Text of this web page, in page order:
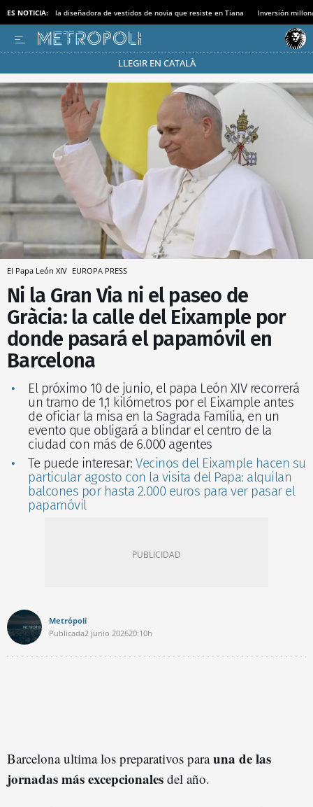
ES NOTICIA: la diseñadora de vestidos de novia que resiste en Tiana Inversión
LLEGIR EN CATALÀ
Pásate al MODO AHORRO
El Papa León XIV EUROPA PRESS
Ni la Gran Via ni el paseo de
Gràcia: la calle del Eixample por
donde pasará el papamóvil en
Barcelona
El próximo 10 de junio, el papa León XIV recorrerá
un tramo de 1,1 kilómetros por el Eixample antes
de oficiar la misa en la Sagrada Família, en un
evento que obligará a blindar el centro de la
ciudad con más de 6.000 agentes
Te puede interesar: Vecinos del Eixample hacen su
particular agosto con la visita del Papa: alquilan
balcones por hasta 2.000 euros para ver pasar el
papamóvil
Metrópoli
Publicada2 junio 202620:10h
Barcelona ultima los preparativos parauna de las
jornadas más excepcionales del año.